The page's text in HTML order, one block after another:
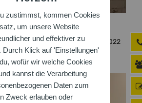
zustimmst, kommen Cookies
um unsere Website
und effektiver zu
Durch Klick auf 'Einstellungen'
wofür wir welche Cookies
kannst die Verarbeitung
Daten zum
Zweck erlauben oder
ist online!
zum Landesturnfest Lahr 2022
um Turnfeststadt, Wettkämpfe,
Teilnahme und ...